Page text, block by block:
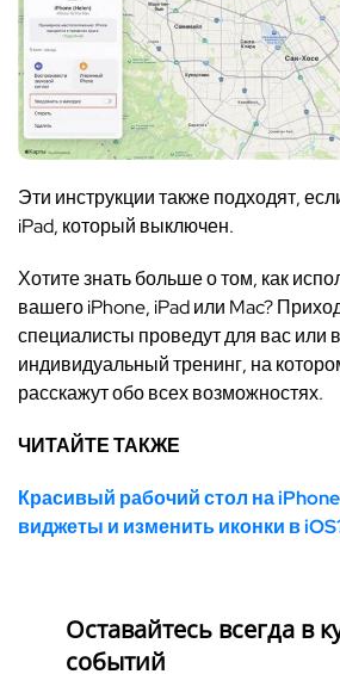
Эти инструкции также подходят,
iPad, который выключен.
Хотите знать больше о том, как
вашего iPhone, iPad или Mac?
специалисты проведут для вас или
индивидуальный тренинг, на
расскажут обо всех возможностях.
ЧИТАЙТЕ ТАКЖЕ
Красивый рабочий стол на
виджеты и изменить иконки в
Оставайтесь всегда в
событий